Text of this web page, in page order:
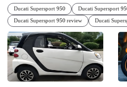
Ducati Supersport 950
Ducati Supersport
Ducati Supersport 950 review
Ducati